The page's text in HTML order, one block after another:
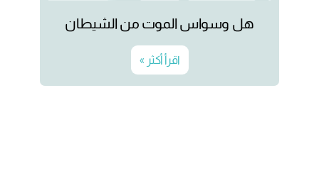
هل وسواس الموت من الشيطان
اقرأ أكثر »